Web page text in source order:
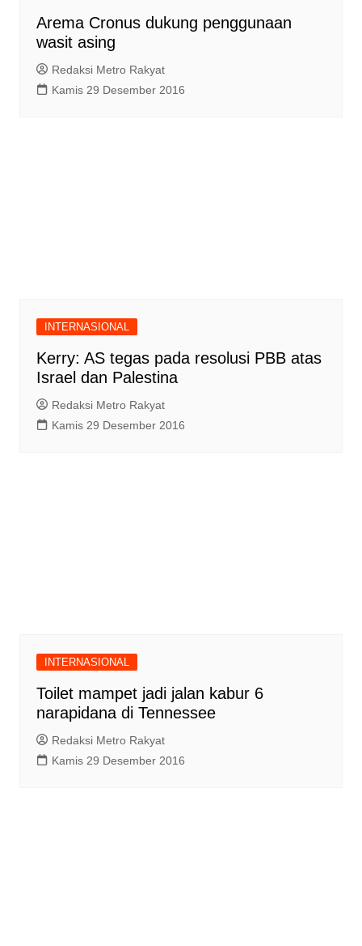
Arema Cronus dukung penggunaan
wasit asing
Redaksi Metro Rakyat
Kamis 29 Desember 2016
INTERNASIONAL
Kerry: AS tegas pada resolusi PBB atas
Israel dan Palestina
Redaksi Metro Rakyat
Kamis 29 Desember 2016
INTERNASIONAL
Toilet mampet jadi jalan kabur 6
narapidana di Tennessee
Redaksi Metro Rakyat
Kamis 29 Desember 2016